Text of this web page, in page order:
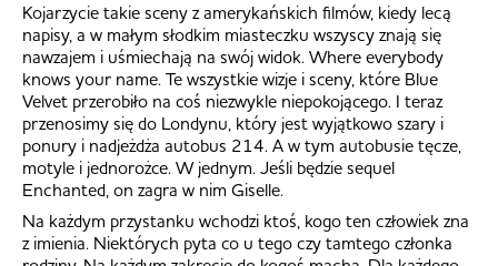
Kojarzycie takie sceny z amerykańskich filmów, kiedy lecą
napisy, a w małym słodkim miasteczku wszyscy znają się
nawzajem i uśmiechają na swój widok. Where everybody
knows your name. Te wszystkie wizje i sceny, które Blue
Velvet przerobiło na coś niezwykle niepokojącego. I teraz
przenosimy się do Londynu, który jest wyjątkowo szary i
ponury i nadjeżdża autobus 214. A w tym autobusie tęcze,
motyle i jednorożce. W jednym. Jeśli będzie sequel
Enchanted, on zagra w nim Giselle.
Na każdym przystanku wchodzi ktoś, kogo ten człowiek zna
z imienia. Niektórych pyta co u tego czy tamtego członka